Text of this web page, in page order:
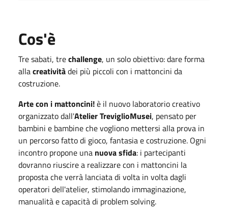
Cos'è
Tre sabati, trechallenge, un solo obiettivo: dare forma
allacreativitàdei più piccoli con i mattoncini da
costruzione.
Arte con i mattoncini!è il nuovo laboratorio creativo
organizzato dall'Atelier TreviglioMusei, pensato per
bambini e bambine che vogliono mettersi alla prova in
un percorso fatto di gioco, fantasia e costruzione. Ogni
incontro propone una nuova sfida: i partecipanti
dovranno riuscire a realizzare con i mattoncini la
proposta che verrà lanciata di volta in volta dagli
operatori dell'atelier, stimolando immaginazione,
manualità e capacità di problem solving.